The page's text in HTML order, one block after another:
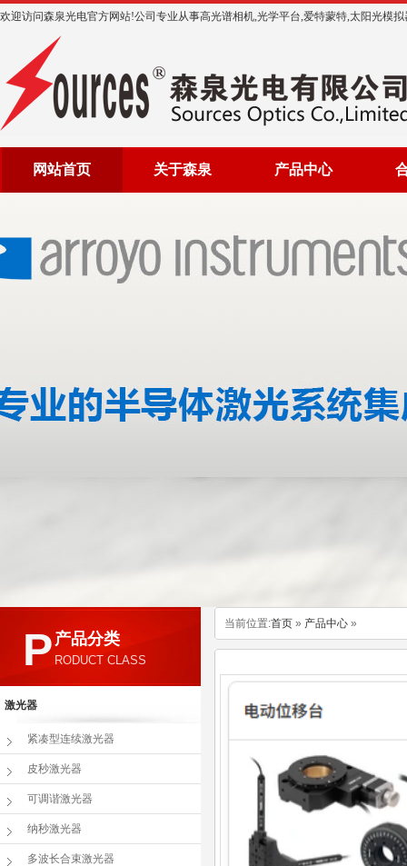
欢迎访问森泉光电官方网站!公司专业从事高光谱相机,光学平台,爱特蒙特,太阳光模
网站首页 关于森泉 产品中心
当前位置:首页 » 产品中心 »
P 产品分类
RODUCT CLASS
激光器
紧凑型连续激光器
皮秒激光器
可调谐激光器
纳秒激光器
多波长合束激光器